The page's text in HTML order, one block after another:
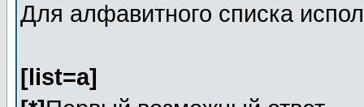
Для алфавитного списка
[list=a]